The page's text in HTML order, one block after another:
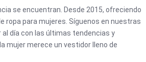
se encuentran. Desde 2015, ofreciendo
ropa para mujeres. Síguenos en nuestras
día con las últimas tendencias y
mujer merece un vestidor lleno de